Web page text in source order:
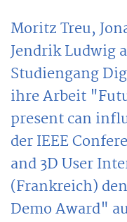
Moritz Treu,
Jendrik Ludwig
Studiengang
ihre Arbeit
present can
der IEEE
and 3D User
(Frankreich)
Demo Award"